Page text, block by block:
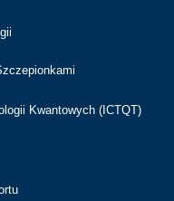
Kwantowych (ICTQT)